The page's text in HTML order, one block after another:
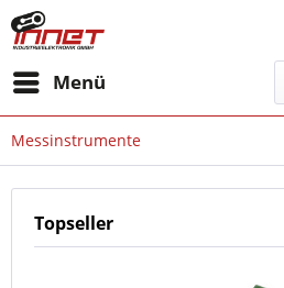
Menü
Messinstrumente
Topseller